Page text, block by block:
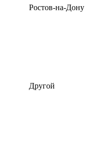
Ростов-на-Дону
Другой